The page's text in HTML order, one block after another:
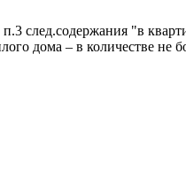
п.3 след.содержания "в
дома – в количестве не